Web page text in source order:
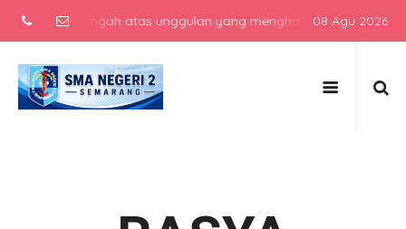
menengah atas unggulan yang menghasilkan lulusan
08 Agu 2026